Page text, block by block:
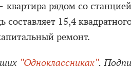
рядом со
15,4
ремонт.
"Одноклассниках".